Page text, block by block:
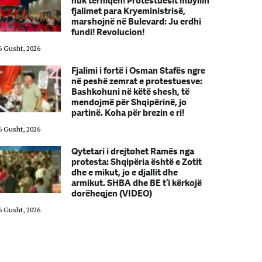
fjalimet para Kryeministrisë,
marshojnë në Bulevard: Ju erdhi
fundi! Revolucion!
Gusht, 2026
Fjalimi i fortë i Osman Stafës ngre
në peshë zemrat e protestuesve:
Bashkohuni në këtë shesh, të
mendojmë për Shqipërinë, jo
partinë. Koha për brezin e ri!
Gusht, 2026
Qytetari i drejtohet Ramës nga
protesta: Shqipëria është e Zotit
dhe e mikut, jo e djallit dhe
armikut. SHBA dhe BE t’i kërkojë
dorëheqjen (VIDEO)
Gusht, 2026